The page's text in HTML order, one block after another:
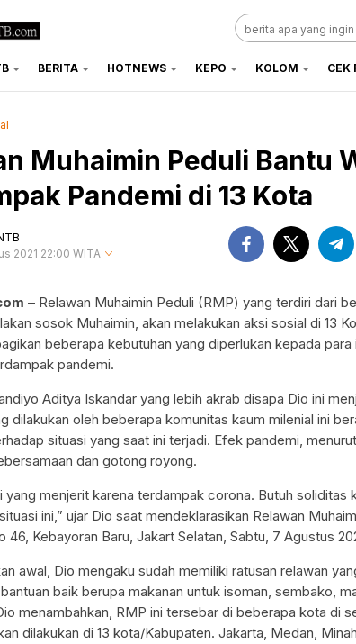
BERITA HOTNEWS KEPO KOLOM CEK
Muhaimin Peduli Bantu
Pandemi di 13 Kota
2021 22:00 WITA
– Relawan Muhaimin Peduli (RMP) yang terdiri dari
sosok Muhaimin, akan melakukan aksi sosial di 13
beberapa kebutuhan yang diperlukan kepada para
pandemi.
Aditya Iskandar yang lebih akrab disapa Dio ini
dilakukan oleh beberapa komunitas kaum milenial ini
situasi yang saat ini terjadi. Efek pandemi,
dan gotong royong.
yang menjerit karena terdampak corona. Butuh soliditas
ini,” ujar Dio saat mendeklarasikan Relawan
46, Kebayoran Baru, Jakart Selatan, Sabtu, 7 Agustus
awal, Dio mengaku sudah memiliki ratusan relawan
baik berupa makanan untuk isoman, sembako,
menambahkan, RMP ini tersebar di beberapa kota di
dilakukan di 13 kota/Kabupaten. Jakarta, Medan,